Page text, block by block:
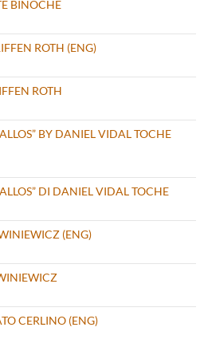
BINOCHE
ROTH (ENG)
ROTH
BY DANIEL VIDAL TOCHE
DI DANIEL VIDAL TOCHE
(ENG)
CERLINO (ENG)